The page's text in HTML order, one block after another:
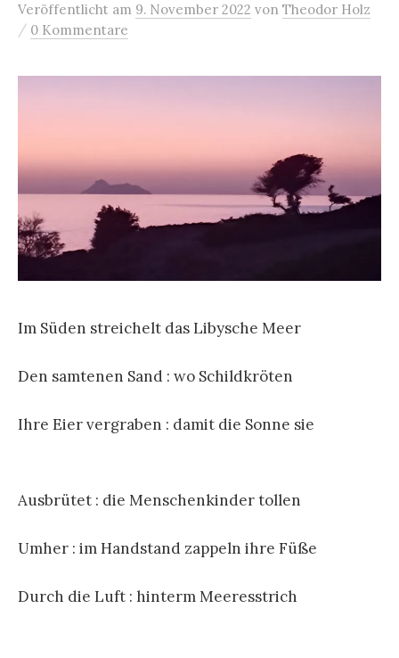
Veröffentlicht am 9. November 2022 von Theodor Holz
/ 0 Kommentare
Im Süden streichelt das Libysche Meer
Den samtenen Sand : wo Schildkröten
Ihre Eier vergraben : damit die Sonne sie
Ausbrütet : die Menschenkinder tollen
Umher : im Handstand zappeln ihre Füße
Durch die Luft : hinterm Meeresstrich